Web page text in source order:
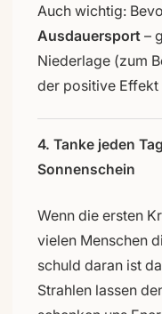
Auch wichtig:
Ausdauersport –
Niederlage (zum
der positive
4. Tanke jeden
Sonnenschein
Wenn die ersten
vielen Menschen
schuld daran ist
Strahlen lassen